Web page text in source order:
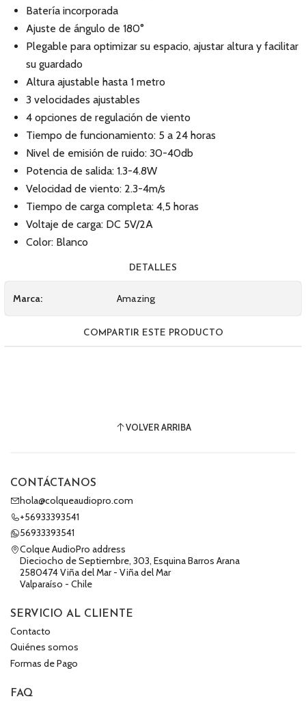
Batería incorporada
Ajuste de ángulo de 180°
Plegable para optimizar su espacio, ajustar altura y facilitar
su guardado
Altura ajustable hasta 1 metro
3 velocidades ajustables
4 opciones de regulación de viento
Tiempo de funcionamiento: 5 a 24 horas
Nivel de emisión de ruido: 30-40db
Potencia de salida: 1.3-4.8W
Velocidad de viento: 2.3-4m/s
Tiempo de carga completa: 4,5 horas
Voltaje de carga: DC 5V/2A
Color: Blanco
DETALLES
Marca: Amazing
COMPARTIR ESTE PRODUCTO
VOLVER ARRIBA
CONTÁCTANOS
hola@colqueaudiopro.com
+56933393541
56933393541
Colque AudioPro address
Dieciocho de Septiembre, 303, Esquina Barros Arana
2580474 Viña del Mar - Viña del Mar
Valparaíso - Chile
SERVICIO AL CLIENTE
Contacto
Quiénes somos
Formas de Pago
FAQ